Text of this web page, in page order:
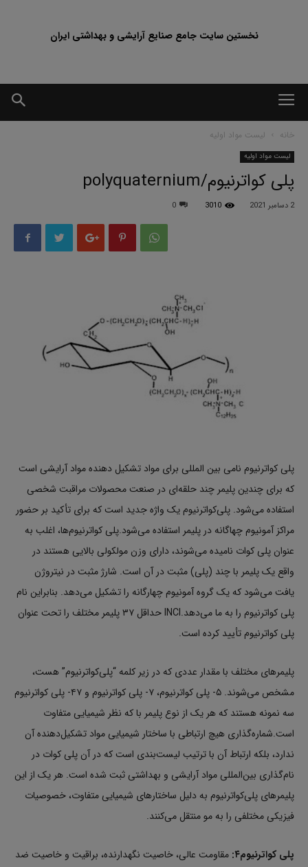
نخستین سایت جامع صنایع آرایشی و بهداشتی ایران
خانه لیست مواد اولیه
لیست مواد اولیه
پلی کواترنیوم/polyquaternium
2 دسامبر 2021 3010
0
پلی کواترنیوم نامی بین المللی برای مواد تشکیل دهنده مواد آرایشی است
که برای چندین پلیمر چند حلقه‌ای در صنعت محصولات مراقبت شخصی
استفاده می‌شود. پلی‌کواترنیوم یک واژه جدید است که برای تأکید بر حضور
مراکز آمونیوم چهاگانه در پلیمر استفاده می‌شود.پلی کواترنیوم‌ها، اغلب به
عنوان پلی کوات نامیده می‌شوند، دارای وزن مولکولی بالایی هستند در
واقع یک پلیمر با چند (پلی) مثبت در آن است. شارژ مثبت در نیتروژن
یافت می‌شود که یک گروه آمونیوم چهارگانه را تشکیل می‌دهد. بنابراین نام
پلی کواترنیوم را به ما می‌دهد.INCI حداقل ۳۷ پلیمر مختلف را تحت عنوان
پلی کواترنیوم تأیید کرده است.
پلیمرهای مختلف با مقدار عددی که در زیر کلمه “پلی‌کواترنیوم” هست،
مشخص می‌شوند. ۵- پلی کواترنیوم، ۷- پلی کواترنیوم و ۴۷- پلی کواترنیوم
سه نمونه هستند که هر یک از نوع پلیمر با که نظر شیمیایی متفاوت
است.شماره‌گذاری هیچ ارتباطی با ساختار شیمیایی مواد تشکیل‌دهنده آن
ندارد، بلکه ارتباط آن با ترتیب لیست‌بندی است که در آن پلی کوات در
نام‌گذاری بین‌المللی مواد آرایشی و بهداشتی ثبت شده است. هر یک از این
پلیمرهای پلی‌کواترنیوم به دلیل ساختارهای شیمیایی متفاوت، خصوصیات
فیزیکی مختلفی را به مو منتقل می‌کنند.
پلی کواترنیوم۴:
مقاومت عالی، خاصیت نگهدارنده، براقیت و خاصیت ضد